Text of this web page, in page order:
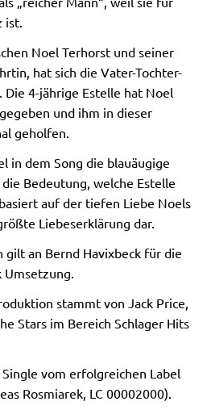
ist.
Noel Terhorst und seiner
hat sich die Vater-Tochter-
4-jährige Estelle hat Noel
und ihm in dieser
geholfen.
in dem Song die blauäugige
Bedeutung, welche Estelle
auf der tiefen Liebe Noels
Liebeserklärung dar.
gilt an Bernd Havixbeck für die
Umsetzung.
stammt von Jack Price,
Stars im Bereich Schlager Hits
vom erfolgreichen Label
Rosmiarek, LC 00002000).